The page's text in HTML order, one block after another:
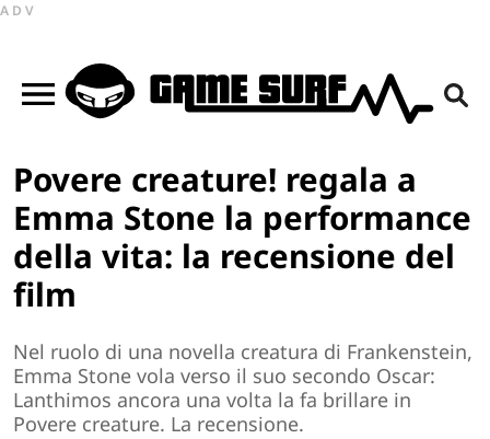
ADV
Povere creature! regala a
Emma Stone la performance
della vita: la recensione del
film
Nel ruolo di una novella creatura di Frankenstein,
Emma Stone vola verso il suo secondo Oscar:
Lanthimos ancora una volta la fa brillare in
Povere creature. La recensione.